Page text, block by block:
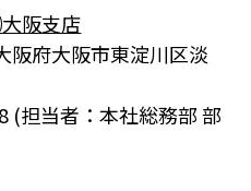
阪支店
阪府大阪市東淀川区淡
(担当者：本社総務部 部